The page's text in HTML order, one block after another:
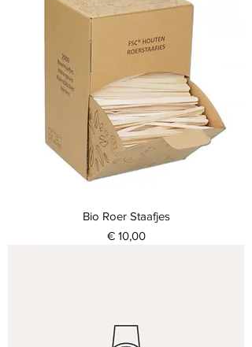
Bio Roer Staafjes
Prijs
€ 10,00